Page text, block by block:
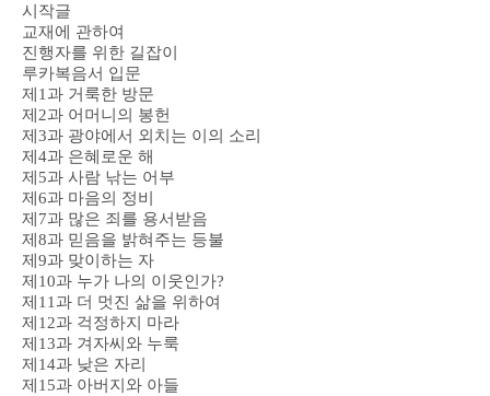
시작글
교재에 관하여
진행자를 위한 길잡이
루카복음서 입문
제1과 거룩한 방문
제2과 어머니의 봉헌
제3과 광야에서 외치는 이의 소리
제4과 은혜로운 해
제5과 사람 낚는 어부
제6과 마음의 정비
제7과 많은 죄를 용서받음
제8과 믿음을 밝혀주는 등불
제9과 맞이하는 자
제10과 누가 나의 이웃인가?
제11과 더 멋진 삶을 위하여
제12과 걱정하지 마라
제13과 겨자씨와 누룩
제14과 낮은 자리
제15과 아버지와 아들